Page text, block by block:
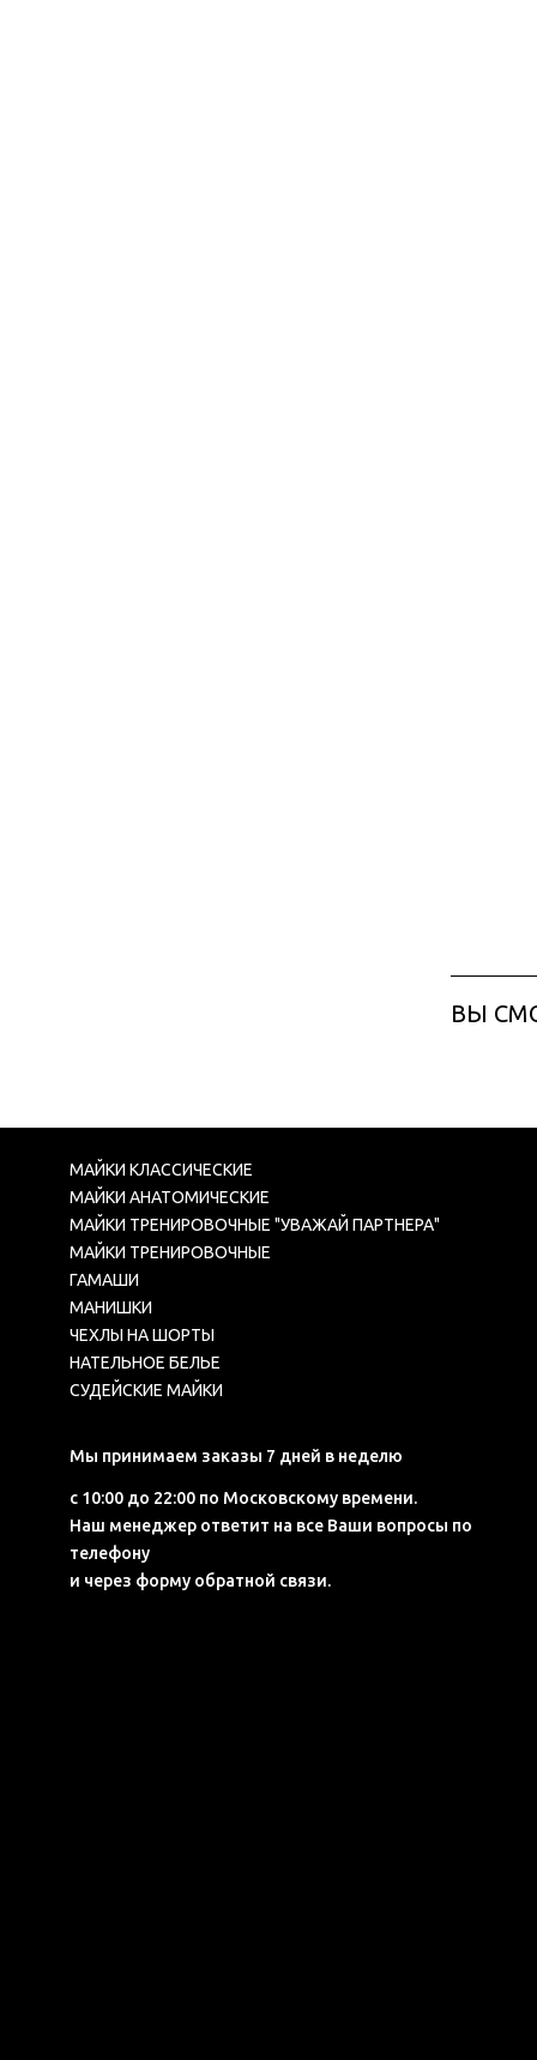
ВЫ
МАЙКИ КЛАССИЧЕСКИЕ
МАЙКИ АНАТОМИЧЕСКИЕ
МАЙКИ ТРЕНИРОВОЧНЫЕ "УВАЖАЙ ПАРТНЕРА"
МАЙКИ ТРЕНИРОВОЧНЫЕ
ГАМАШИ
МАНИШКИ
ЧЕХЛЫ НА ШОРТЫ
НАТЕЛЬНОЕ БЕЛЬЕ
СУДЕЙСКИЕ МАЙКИ
Мы принимаем заказы 7 дней в неделю
с 10:00 до 22:00 по Московскому времени.
Наш менеджер ответит на все Ваши вопросы по
телефону
и через форму обратной связи.